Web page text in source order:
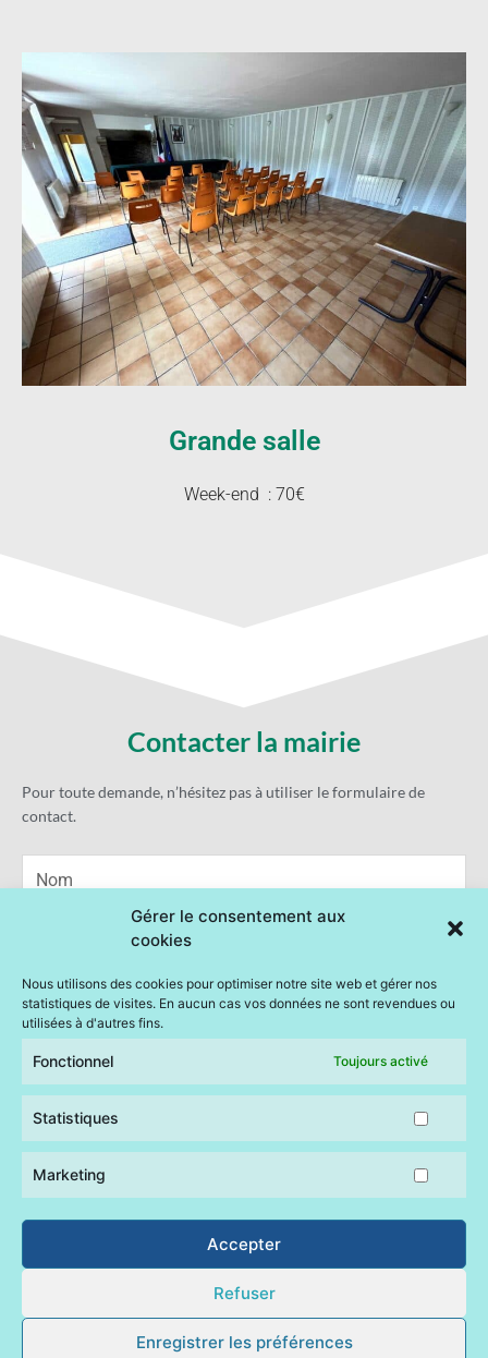
Gérer le consentement aux
cookies
Nous utilisons des cookies pour optimiser notre site web et gérer nos
statistiques de visites. En aucun cas vos données ne sont revendues ou
utilisées à d'autres fins.
Fonctionnel Toujours activé
Statistiques
Marketing
Accepter
Refuser
Enregistrer les préférences
Grande salle
Week-end : 70€
Contacter la mairie
Pour toute demande, n’hésitez pas à utiliser le formulaire de
contact.
Message
ENVOI
Mairie de Quemperven © 2023 –politiques de cookies – gérer
déclaration de confidentialité
légales